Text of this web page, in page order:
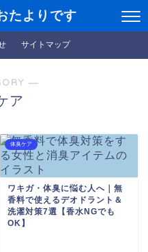
たよりです
サイトマップ
―
ア
体臭ケア
ワキガ・体臭に悩む人へ｜無
香料で使えるデオドラント＆
洗濯対策7選【香水NGでも
OK】